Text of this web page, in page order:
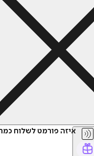
איזה פורמט לשלוח כמתנה?